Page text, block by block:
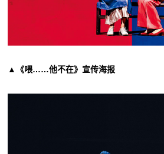
▲《喂……他不在》宣传海报